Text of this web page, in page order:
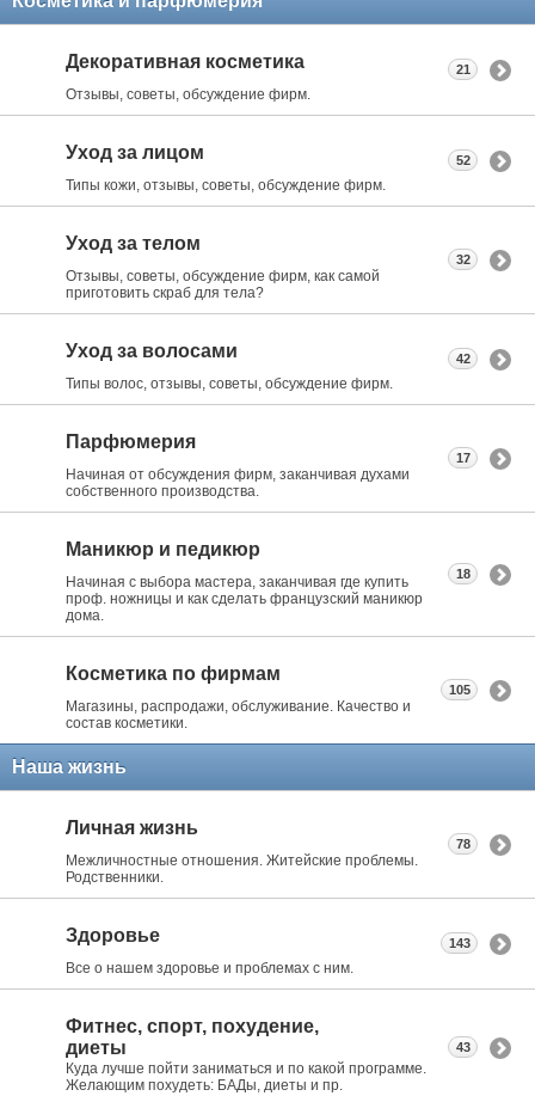
Декоративная косметика
Отзывы, советы, обсуждение фирм.
21
Уход за лицом
Типы кожи, отзывы, советы, обсуждение фирм.
52
Уход за телом
Отзывы, советы, обсуждение фирм, как самой
приготовить скраб для тела?
32
Уход за волосами
Типы волос, отзывы, советы, обсуждение фирм.
42
Парфюмерия
Начиная от обсуждения фирм, заканчивая духами
собственного производства.
17
Маникюр и педикюр
Начиная с выбора мастера, заканчивая где купить
проф. ножницы и как сделать французский маникюр
дома.
18
Косметика по фирмам
Магазины, распродажи, обслуживание. Качество и
состав косметики.
105
Наша жизнь
Личная жизнь
Межличностные отношения. Житейские проблемы.
Родственники.
78
Здоровье
Все о нашем здоровье и проблемах с ним.
143
Фитнес, спорт, похудение,
диеты
Куда лучше пойти заниматься и по какой программе.
Желающим похудеть: БАДы, диеты и пр.
43